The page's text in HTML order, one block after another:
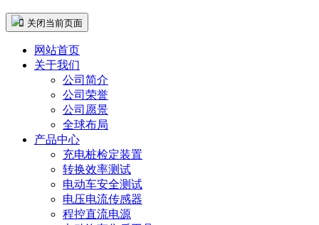
 关闭当前页面
网站首页
关于我们
公司简介
公司荣誉
公司愿景
全球布局
产品中心
充电桩检定装置
转换效率测试
电动车安全测试
电压电流传感器
程控直流电源